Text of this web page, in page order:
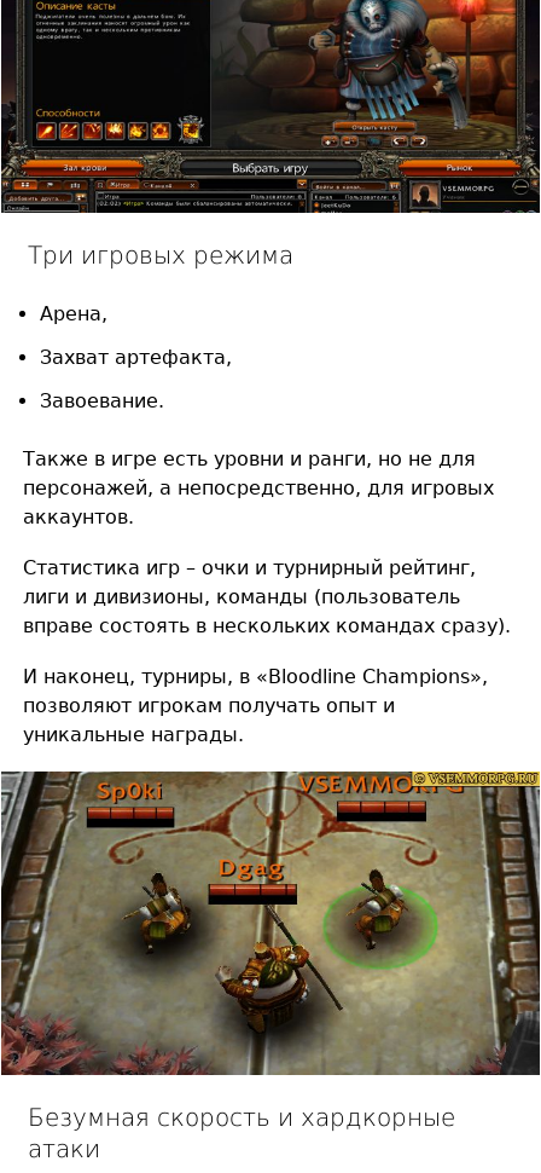
Три игровых режима
Арена,
Захват артефакта,
Завоевание.
Также в игре есть уровни и ранги, но не для
персонажей, а непосредственно, для игровых
аккаунтов.
Статистика игр – очки и турнирный рейтинг,
лиги и дивизионы, команды (пользователь
вправе состоять в нескольких командах сразу).
И наконец, турниры, в «Bloodline Champions»,
позволяют игрокам получать опыт и
уникальные награды.
Безумная скорость и хардкорные
атаки